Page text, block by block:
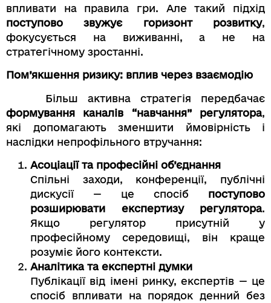
впливати на правила гри. Але такий підхід
поступово звужує горизонт розвитку,
фокусується на виживанні, а не на
стратегічному зростанні.
Пом’якшення ризику: вплив через взаємодію
Більш активна стратегія передбачає
формування каналів “навчання” регулятора,
які допомагають зменшити ймовірність і
наслідки непрофільного втручання:
Асоціації та професійні об’єднання
Спільні заходи, конференції, публічні
дискусії — це спосіб поступово
розширювати експертизу регулятора.
Якщо регулятор присутній у
професійному середовищі, він краще
розуміє його контексти.
Аналітика та експертні думки
Публікації від імені ринку, експертів — це
спосіб впливати на порядок денний без